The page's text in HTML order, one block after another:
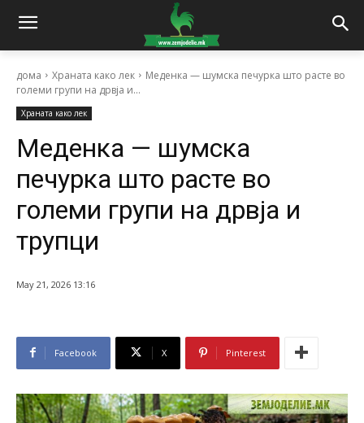
дома Храната како лек
Меденка — шумска печурка што расте во
големи групи на дрвја и...
Храната како лек
Меденка — шумска
печурка што расте во
големи групи на дрвја и
трупци
May 21, 2026 13:16
Facebook X Pinterest